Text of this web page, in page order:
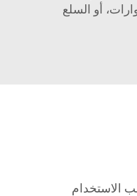
أو السلع
الاستخدام